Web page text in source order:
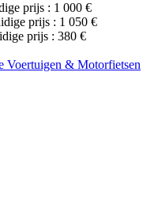
prijs : 1 000 €
prijs : 1 050 €
prijs : 380 €
Voertuigen & Motorfietsen